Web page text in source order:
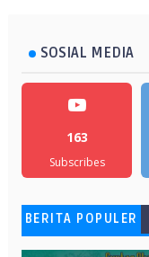
SOSIAL MEDIA
163
Subscribes
BERITA POPULER